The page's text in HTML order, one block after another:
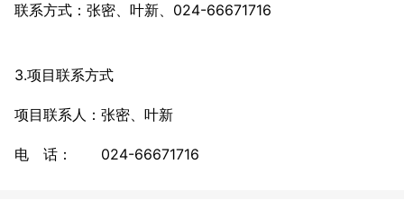
联系方式：张密、叶新、024-66671716
3.项目联系方式
项目联系人：张密、叶新
电 话： 024-66671716